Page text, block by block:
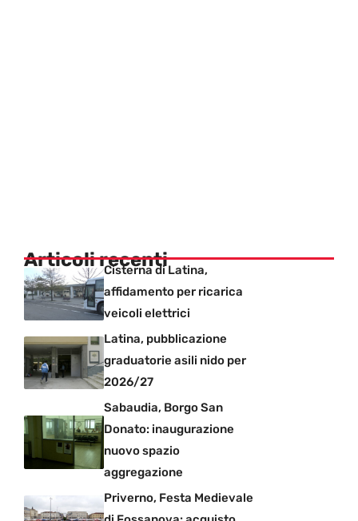
Articoli recenti
Cisterna di Latina,
affidamento per ricarica
veicoli elettrici
Latina, pubblicazione
graduatorie asili nido per
2026/27
Sabaudia, Borgo San
Donato: inaugurazione
nuovo spazio
aggregazione
Priverno, Festa Medievale